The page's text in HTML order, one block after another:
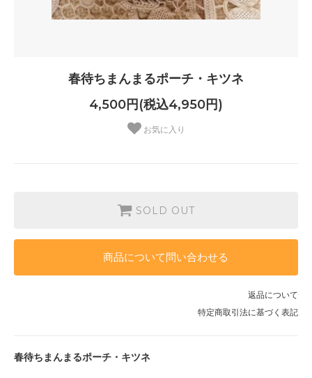
春待ちまんまるポーチ・キツネ
4,500円(税込4,950円)
お気に入り
SOLD OUT
商品について問い合わせる
返品について
特定商取引法に基づく表記
春待ちまんまるポーチ・キツネ